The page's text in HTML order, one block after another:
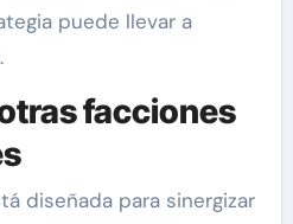
puede llevar a
facciones
diseñada para sinergizar